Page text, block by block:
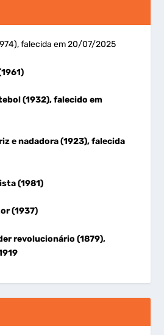
falecida em 20/07/2025
(1932), falecido em
e nadadora (1923), falecida
(1981)
(1937)
revolucionário (1879),